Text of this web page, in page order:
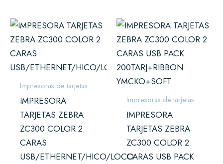
Impresoras de tarjetas
IMPRESORA
TARJETAS ZEBRA
ZC300 COLOR 2
CARAS
USB/ETHERNET/HICO/LOCO
Impresoras de tarjetas
IMPRESORA
TARJETAS ZEBRA
ZC300 COLOR 2
CARAS USB PACK